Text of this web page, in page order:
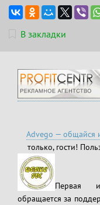
В закладки
Advego — общайся
только, гости!
Первая
обращается за